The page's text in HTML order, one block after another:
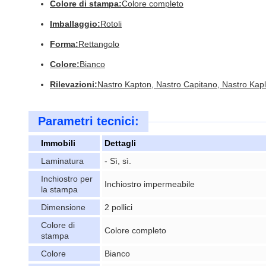
Colore di stampa:Colore completo
Imballaggio:Rotoli
Forma:Rettangolo
Colore:Bianco
Rilevazioni:Nastro Kapton, Nastro Capitano, Nastro
Parametri tecnici:
Immobili
Dettagli
Laminatura
- Sì, sì.
Inchiostro per
la stampa
Inchiostro impermeabile
Dimensione
2 pollici
Colore di
stampa
Colore completo
Colore
Bianco